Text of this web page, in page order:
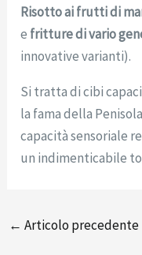
Risotto ai frutti di
e fritture di vario
innovative varianti).
Si tratta di cibi
la fama della
capacità sensoriale
un indimenticabile
← Articolo precedente